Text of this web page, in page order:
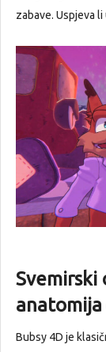
zabave. Uspjeva
anatomija
Bubsy 4D je